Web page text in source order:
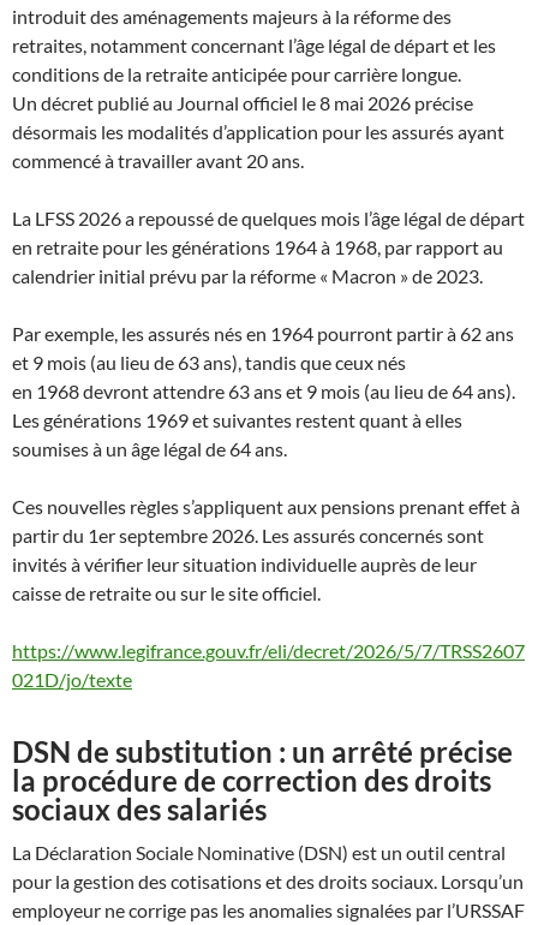
introduit des aménagements majeurs à la réforme des
retraites, notamment concernant l’âge légal de départ et les
conditions de la retraite anticipée pour carrière longue.
Un décret publié au Journal officiel le 8 mai 2026 précise
désormais les modalités d’application pour les assurés ayant
commencé à travailler avant 20 ans.
La LFSS 2026 a repoussé de quelques mois l’âge légal de départ
en retraite pour les générations 1964 à 1968, par rapport au
calendrier initial prévu par la réforme « Macron » de 2023.
Par exemple, les assurés nés en 1964 pourront partir à 62 ans
et 9 mois (au lieu de 63 ans), tandis que ceux nés
en 1968 devront attendre 63 ans et 9 mois (au lieu de 64 ans).
Les générations 1969 et suivantes restent quant à elles
soumises à un âge légal de 64 ans.
Ces nouvelles règles s’appliquent aux pensions prenant effet à
partir du 1er septembre 2026. Les assurés concernés sont
invités à vérifier leur situation individuelle auprès de leur
caisse de retraite ou sur le site officiel.
https://www.legifrance.gouv.fr/eli/decret/2026/5/7/TRSS2607
021D/jo/texte
DSN de substitution : un arrêté précise
la procédure de correction des droits
sociaux des salariés
La Déclaration Sociale Nominative (DSN) est un outil central
pour la gestion des cotisations et des droits sociaux. Lorsqu’un
employeur ne corrige pas les anomalies signalées par l’URSSAF